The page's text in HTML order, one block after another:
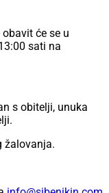
će se u
sati na
s obitelji, unuka
žalovanja.